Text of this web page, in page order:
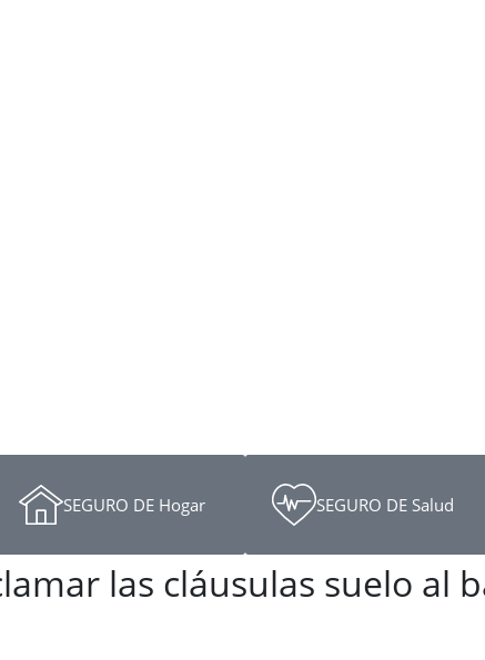
SEGURO DE Hogar SEGURO DE Salud
las cláusulas suelo al